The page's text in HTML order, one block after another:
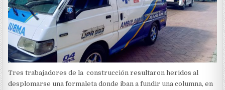
Tres trabajadores de la construcción resultaron heridos al
desplomarse una formaleta donde iban a fundir una columna, en